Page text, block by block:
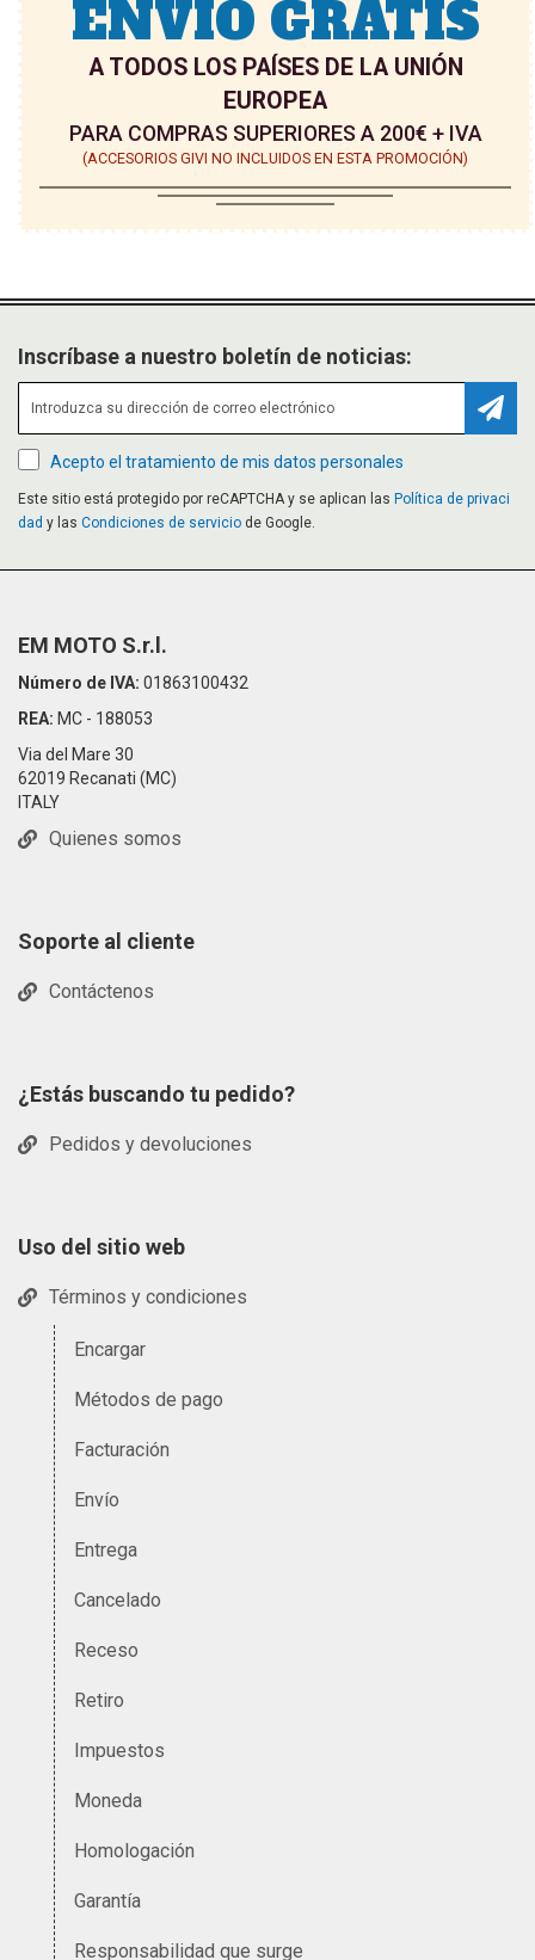
ENVÍO GRATIS
A TODOS LOS PAÍSES DE LA UNIÓN
EUROPEA
PARA COMPRAS SUPERIORES A 200€ + IVA
(ACCESORIOS GIVI NO INCLUIDOS EN ESTA PROMOCIÓN)
Inscríbase a nuestro boletín de noticias:
Acepto el tratamiento de mis datos personales
Este sitio está protegido por reCAPTCHA y se aplican las Política de privaci
dad y las Condiciones de servicio de Google.
EM MOTO S.r.l.
Número de IVA: 01863100432
REA: MC - 188053
Via del Mare 30
62019 Recanati (MC)
ITALY
Quienes somos
Soporte al cliente
Contáctenos
¿Estás buscando tu pedido?
Pedidos y devoluciones
Uso del sitio web
Términos y condiciones
Encargar
Métodos de pago
Facturación
Envío
Entrega
Cancelado
Receso
Retiro
Impuestos
Moneda
Homologación
Garantía
Responsabilidad que surge